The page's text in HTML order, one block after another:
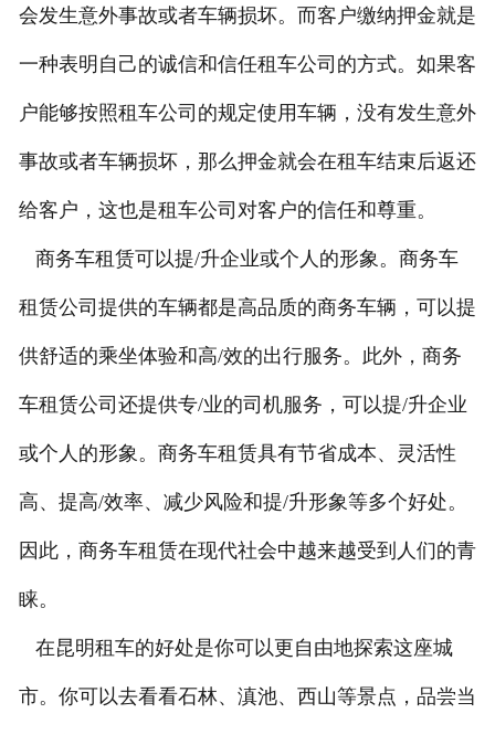
会发生意外事故或者车辆损坏。而客户缴纳押金就是
一种表明自己的诚信和信任租车公司的方式。如果客
户能够按照租车公司的规定使用车辆，没有发生意外
事故或者车辆损坏，那么押金就会在租车结束后返还
给客户，这也是租车公司对客户的信任和尊重。
商务车租赁可以提/升企业或个人的形象。商务车
租赁公司提供的车辆都是高品质的商务车辆，可以提
供舒适的乘坐体验和高/效的出行服务。此外，商务
车租赁公司还提供专/业的司机服务，可以提/升企业
或个人的形象。商务车租赁具有节省成本、灵活性
高、提高/效率、减少风险和提/升形象等多个好处。
因此，商务车租赁在现代社会中越来越受到人们的青
睐。
在昆明租车的好处是你可以更自由地探索这座城
市。你可以去看看石林、滇池、西山等景点，品尝当